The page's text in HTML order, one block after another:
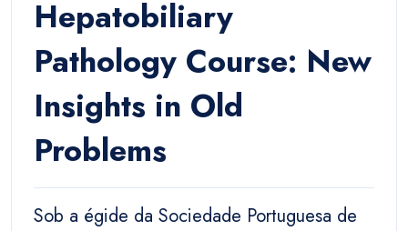
Hepatobiliary
Pathology Course: New
Insights in Old
Problems
Sob a égide da Sociedade Portuguesa de